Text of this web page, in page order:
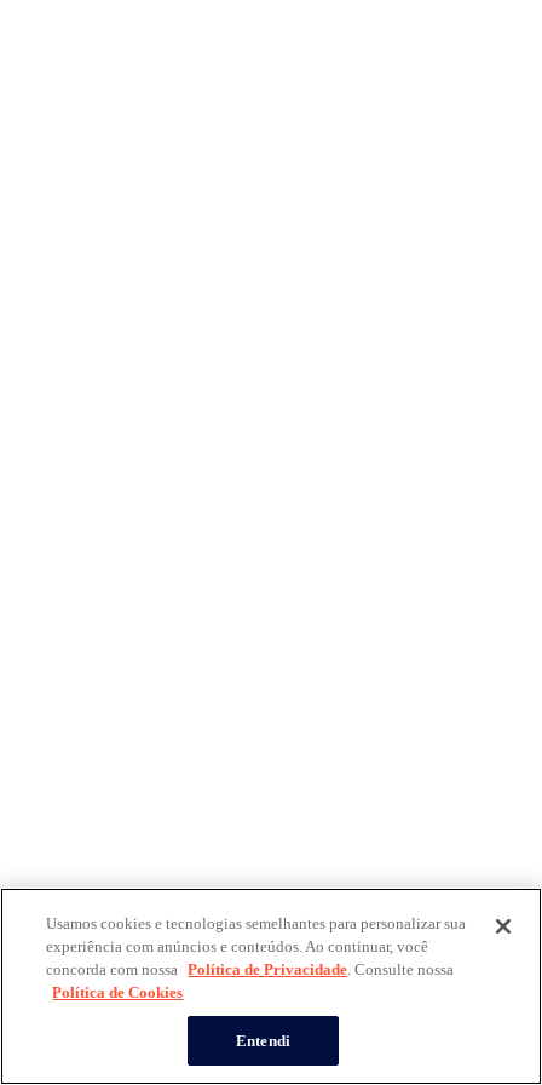
Usamos cookies e tecnologias semelhantes para personalizar sua
experiência com anúncios e conteúdos. Ao continuar, você
concorda com nossa Política de Privacidade. Consulte nossa
Política de Cookies
Entendi